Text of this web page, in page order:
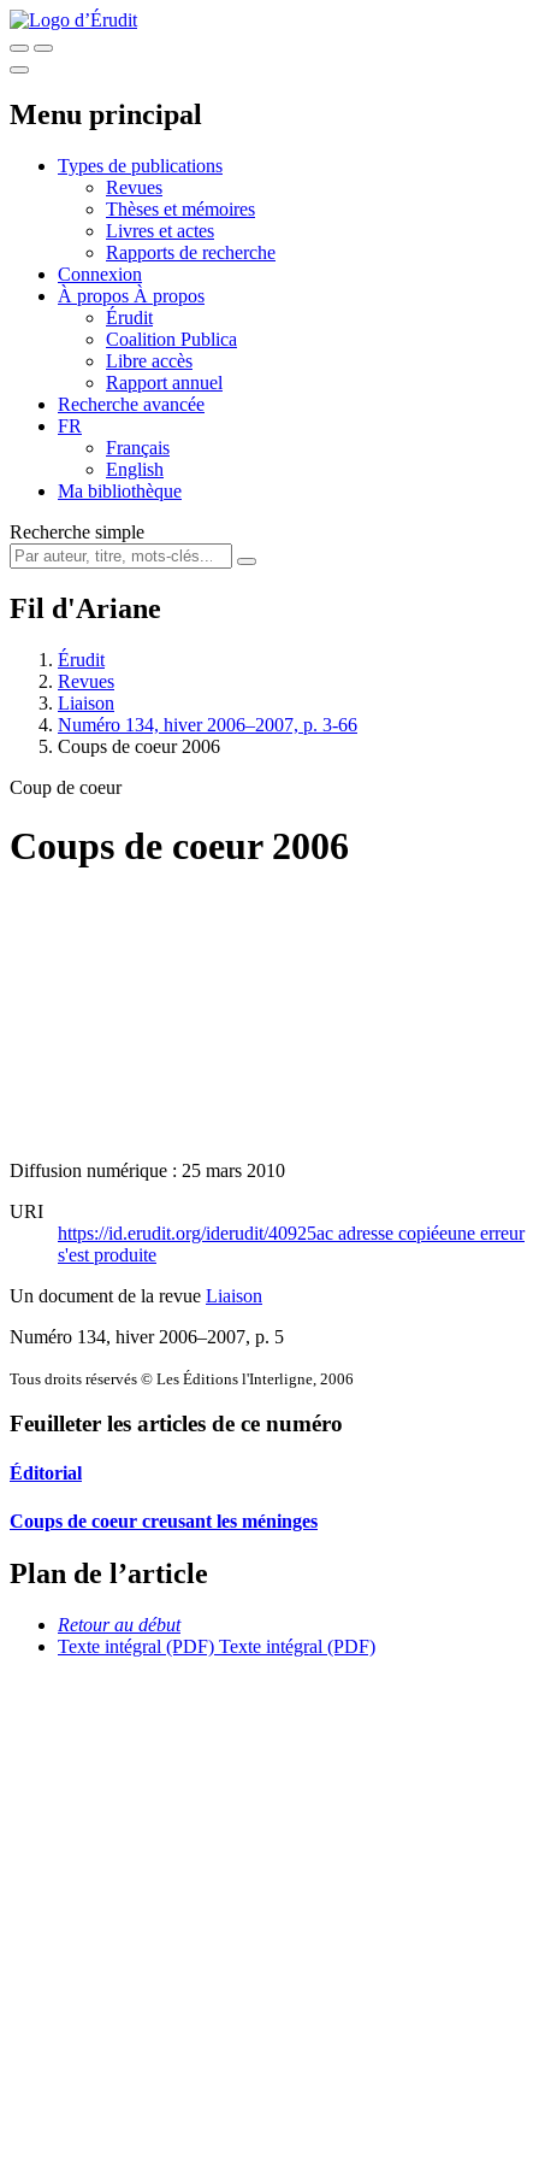
Menu principal
Types de publications
Revues
Thèses et mémoires
Livres et actes
Rapports de recherche
Connexion
À propos À propos
Érudit
Coalition Publica
Libre accès
Rapport annuel
Recherche avancée
FR
Français
English
Ma bibliothèque
Recherche simple
Fil d'Ariane
Érudit
Revues
Liaison
Numéro 134, hiver 2006–2007, p. 3-66
Coups de coeur 2006
Coup de coeur
Coups de coeur 2006
Diffusion numérique : 25 mars 2010
URI
https://id.erudit.org/iderudit/40925ac adresse copiéeune erreur
s'est produite
Un document de la revue Liaison
Numéro 134, hiver 2006–2007, p. 5
Tous droits réservés © Les Éditions l'Interligne, 2006
Feuilleter les articles de ce numéro
Éditorial
Coups de coeur creusant les méninges
Plan de l’article
Retour au début
Texte intégral (PDF) Texte intégral (PDF)